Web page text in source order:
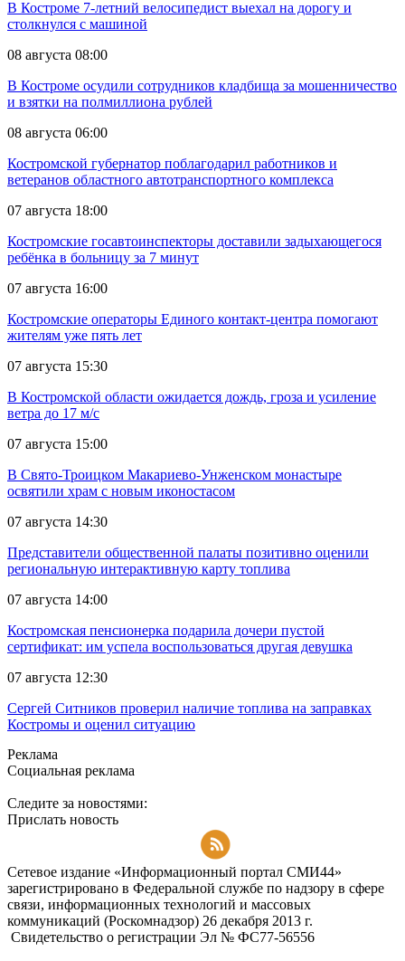
В Костроме 7-летний велосипедист выехал на дорогу и
столкнулся с машиной
08 августа 08:00
В Костроме осудили сотрудников кладбища за мошенничество
и взятки на полмиллиона рублей
08 августа 06:00
Костромской губернатор поблагодарил работников и
ветеранов областного автотранспортного комплекса
07 августа 18:00
Костромские госавтоинспекторы доставили задыхающегося
ребёнка в больницу за 7 минут
07 августа 16:00
Костромские операторы Единого контакт-центра помогают
жителям уже пять лет
07 августа 15:30
В Костромской области ожидается дождь, гроза и усиление
ветра до 17 м/с
07 августа 15:00
В Свято-Троицком Макариево-Унженском монастыре
освятили храм с новым иконостасом
07 августа 14:30
Представители общественной палаты позитивно оценили
региональную интерактивную карту топлива
07 августа 14:00
Костромская пенсионерка подарила дочери пустой
сертификат: им успела воспользоваться другая девушка
07 августа 12:30
Сергей Ситников проверил наличие топлива на заправках
Костромы и оценил ситуацию
Реклама
Социальная реклама
Следите за новостями:
Прислать новость
Сетевое издание «Информационный портал СМИ44»
зарегистрировано в Федеральной службе по надзору в сфере
связи, информационных технологий и массовых
коммуникаций (Роскомнадзор) 26 декабря 2013 г.
Свидетельство о регистрации Эл № ФC77-56556